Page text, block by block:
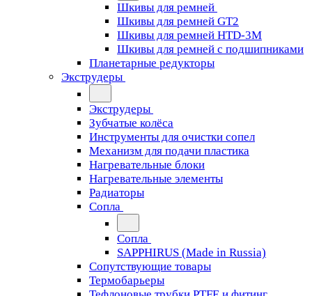
Шкивы для ремней
Шкивы для ремней GT2
Шкивы для ремней HTD-3M
Шкивы для ремней с подшипниками
Планетарные редукторы
Экструдеры
Экструдеры
Зубчатые колёса
Инструменты для очистки сопел
Механизм для подачи пластика
Нагревательные блоки
Нагревательные элементы
Радиаторы
Сопла
Сопла
SAPPHIRUS (Made in Russia)
Сопутствующие товары
Термобарьеры